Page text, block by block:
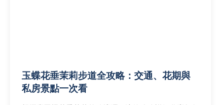
玉蝶花垂茉莉步道全攻略：交通、花期與
私房景點一次看